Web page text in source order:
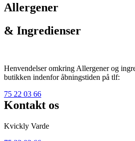
Allergener
& Ingredienser
Henvendelser omkring Allergener og
butikken indenfor åbningstiden på tlf:
75 22 03 66
Kontakt os
Kvickly Varde